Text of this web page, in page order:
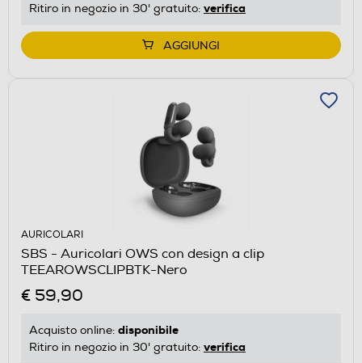
Ritiro in negozio in 30' gratuito: verifica
AGGIUNGI
AURICOLARI
SBS - Auricolari OWS con design a clip
TEEAROWSCLIPBTK-Nero
€ 59,90
Acquisto online: disponibile
Ritiro in negozio in 30' gratuito: verifica